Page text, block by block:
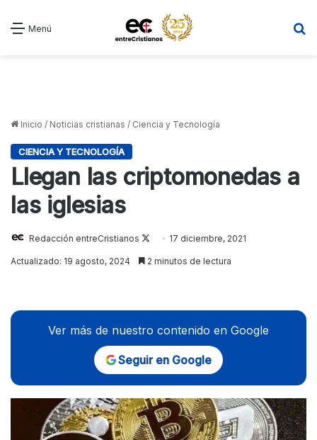
Menú
Inicio / Noticias cristianas / Ciencia y Tecnología
CIENCIA Y TECNOLOGÍA
Llegan las criptomonedas a
las iglesias
Redacción entreCristianos
Follow17 diciembre, 2021
Actualizado: 19 agosto, 2024 2 minutos de lectura
Ver más de nuestro contenido en Google
Seguir en Google